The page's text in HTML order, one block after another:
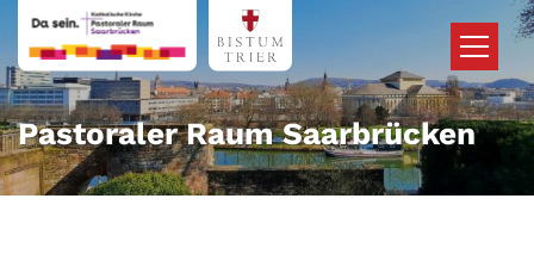
Zum Inhalt springen
Pastoraler Raum Saarbrücken